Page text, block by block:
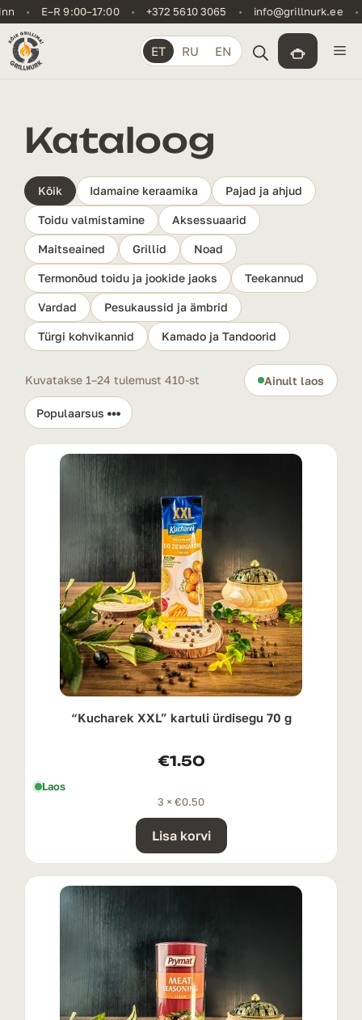
Skip
content
• E–R 9:00–17:00 • +372 5610 3065 • info@grillnurk.ee •
ET RU EN
Kataloog
Kõik Idamaine keraamika Pajad ja ahjud
Toidu valmistamine Aksessuaarid
Maitseained Grillid Noad
Termonõud toidu ja jookide jaoks Teekannud
Vardad Pesukaussid ja ämbrid
Türgi kohvikannid Kamado ja Tandoorid
Kuvatakse 1–24 tulemust 410-st Ainult laos
“Kucharek XXL” kartuli ürdisegu 70 g
€1.50
Laos
3 × €0.50
Lisa korvi